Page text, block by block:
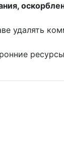
удалять
ресурсы